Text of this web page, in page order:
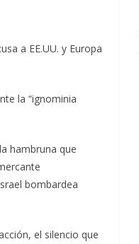
a EE.UU. y Europa
la “ignominia
hambruna que
bombardea
el silencio que